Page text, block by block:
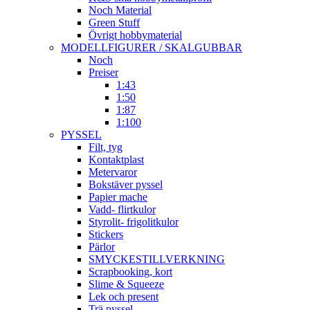
Noch Material
Green Stuff
Övrigt hobbymaterial
MODELLFIGURER / SKALGUBBAR
Noch
Preiser
1:43
1:50
1:87
1:100
PYSSEL
Filt, tyg
Kontaktplast
Metervaror
Bokstäver pyssel
Papier mache
Vadd- flirtkulor
Styrolit- frigolitkulor
Stickers
Pärlor
SMYCKESTILLVERKNING
Scrapbooking, kort
Slime & Squeeze
Lek och present